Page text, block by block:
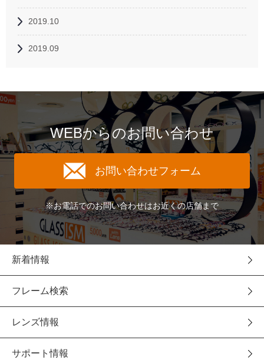
2019.10
2019.09
WEBからのお問い合わせ
お問い合わせフォーム
※お電話でのお問い合わせはお近くの店舗まで
新着情報
フレーム検索
レンズ情報
サポート情報